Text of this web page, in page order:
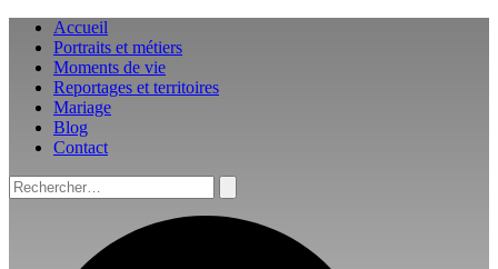
Aller
contenu
Accueil
Portraits et métiers
Moments de vie
Reportages et territoires
Mariage
Blog
Contact
Rechercher :